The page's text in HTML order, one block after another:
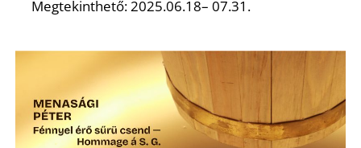
Megtekinthető: 2025.06.18– 07.31.